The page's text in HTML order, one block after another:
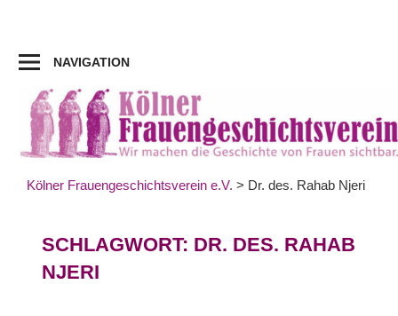
springen
NAVIGATION
Kölner Frauengeschichtsverein e.V. > Dr. des. Rahab Njeri
SCHLAGWORT: DR. DES. RAHAB
NJERI